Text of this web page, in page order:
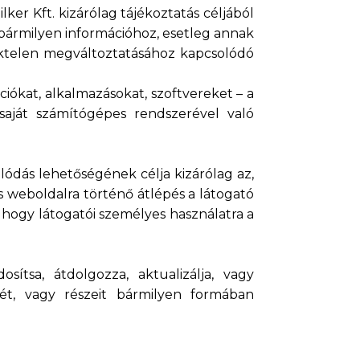
Kft. kizárólag tájékoztatás céljából
információhoz, esetleg annak
megváltoztatásához kapcsolódó
alkalmazásokat, szoftvereket – a
számítógépes rendszerével való
lehetőségének célja kizárólag az,
weboldalra történő átlépés a látogató
látogatói személyes használatra a
átdolgozza, aktualizálja, vagy
vagy részeit bármilyen formában